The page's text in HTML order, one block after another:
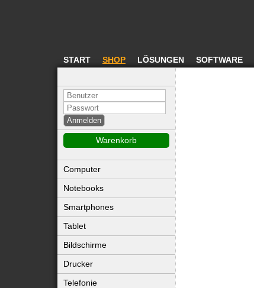
START SHOP LÖSUNGEN SOFTWARE
Warenkorb
Computer
Notebooks
Smartphones
Tablet
Bildschirme
Drucker
Telefonie